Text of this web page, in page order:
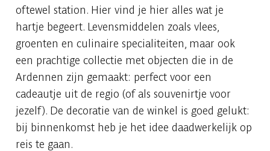
oftewel station. Hier vind je hier alles wat je
hartje begeert. Levensmiddelen zoals vlees,
groenten en culinaire specialiteiten, maar ook
een prachtige collectie met objecten die in de
Ardennen zijn gemaakt: perfect voor een
cadeautje uit de regio (of als souvenirtje voor
jezelf). De decoratie van de winkel is goed gelukt:
bij binnenkomst heb je het idee daadwerkelijk op
reis te gaan.